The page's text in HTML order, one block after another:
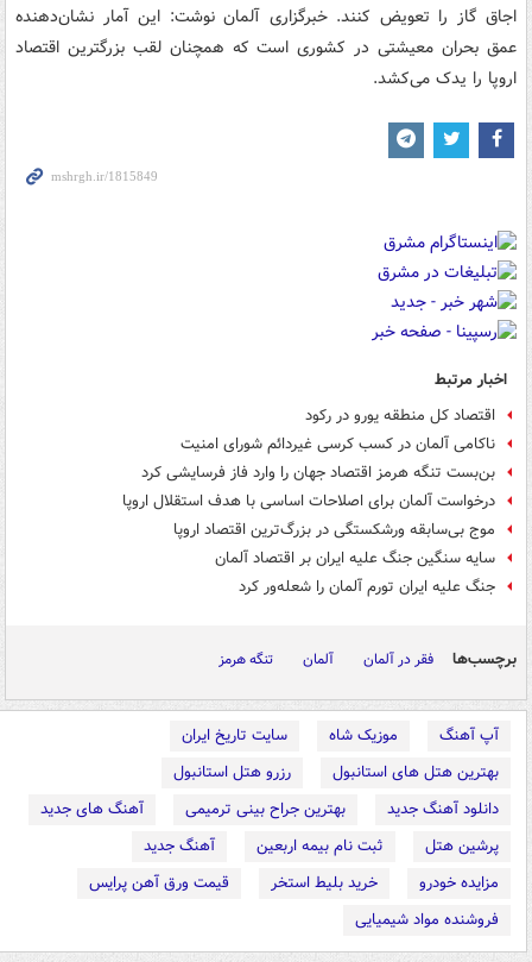
اجاق گاز را تعویض کنند. خبرگزاری آلمان نوشت: این آمار نشان‌دهنده
عمق بحران معیشتی در کشوری است که همچنان لقب بزرگترین اقتصاد
اروپا را یدک می‌کشد.
اخبار مرتبط
اقتصاد کل منطقه یورو در رکود
ناکامی آلمان در کسب کرسی غیردائم شورای امنیت
بن‌بست تنگه هرمز اقتصاد جهان را وارد فاز فرسایشی کرد
درخواست آلمان برای اصلاحات اساسی با هدف استقلال اروپا
موج بی‌سابقه ورشکستگی در بزرگ‌ترین اقتصاد اروپا
سایه سنگین جنگ علیه ایران بر اقتصاد آلمان
جنگ علیه ایران تورم آلمان را شعله‌ور کرد
برچسب‌ها فقر در آلمان آلمان تنگه هرمز
آپ آهنگ موزیک شاه
سایت تاریخ ایران
بهترین هتل های استانبول
رزرو هتل استانبول
دانلود آهنگ جدید
بهترین جراح بینی ترمیمی
آهنگ های جدید
پرشین هتل
ثبت نام بیمه اربعین
آهنگ جدید
مزایده خودرو
خرید بلیط استخر
قیمت ورق آهن پرایس
فروشنده مواد شیمیایی